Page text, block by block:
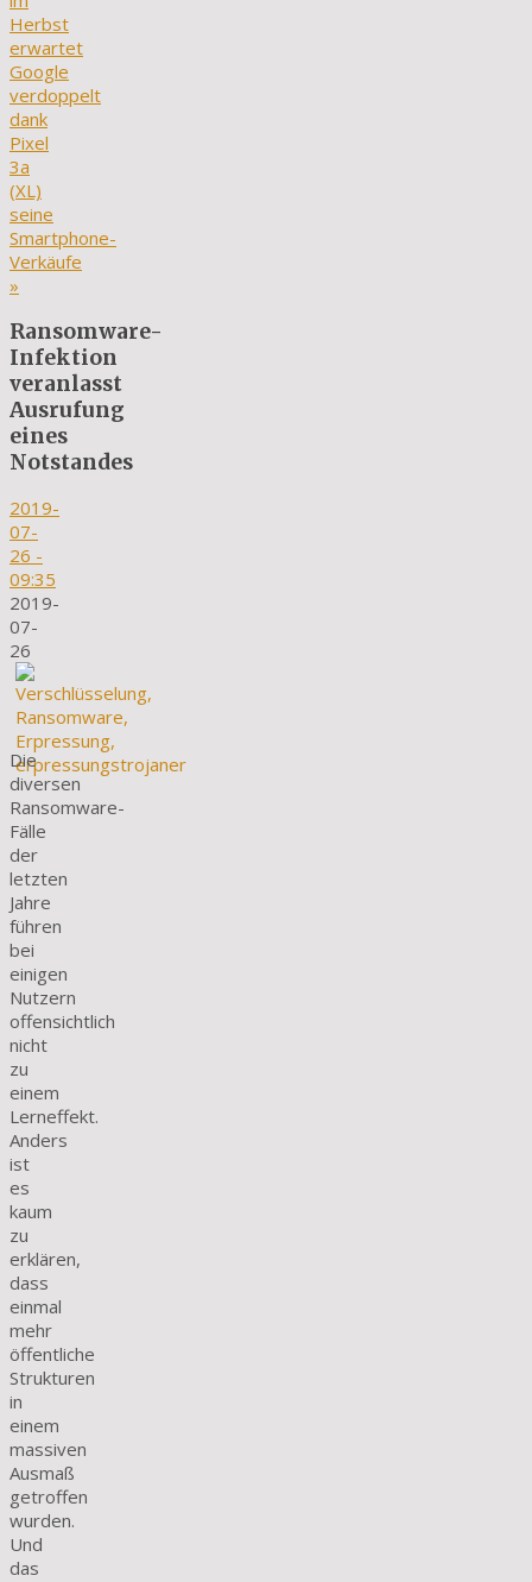
Herbst
erwartet
Google
verdoppelt
dank
Pixel
3a
(XL)
seine
Smartphone-
Verkäufe
»
Ransomware-
Infektion
veranlasst
Ausrufung
eines
Notstandes
2019-
07-
26 -
09:35
2019-
07-
26
Die
diversen
Ransomware-
Fälle
der
letzten
Jahre
führen
bei
einigen
Nutzern
offensichtlich
nicht
zu
einem
Lerneffekt.
Anders
ist
es
kaum
zu
erklären,
dass
einmal
mehr
öffentliche
Strukturen
in
einem
massiven
Ausmaß
getroffen
wurden.
Und
das